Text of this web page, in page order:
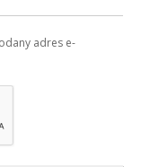
adres e-